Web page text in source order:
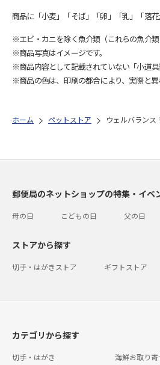
商品に「小麦」「そば」「卵」「乳」「落
※エビ・カニを除く魚介類（これらの魚介
※商品写真はイメージです。
※商品内容として記載されていない「小道
※商品の色は、印刷の都合により、実際と異
ホーム ペットストア ウェルバランス
郵便局のネットショップの特集・イベ
母の日 こどもの日 父の日
ストアから探す
切手・はがきストア ギフトストア
カテゴリから探す
切手・はがき 海鮮お取り寄